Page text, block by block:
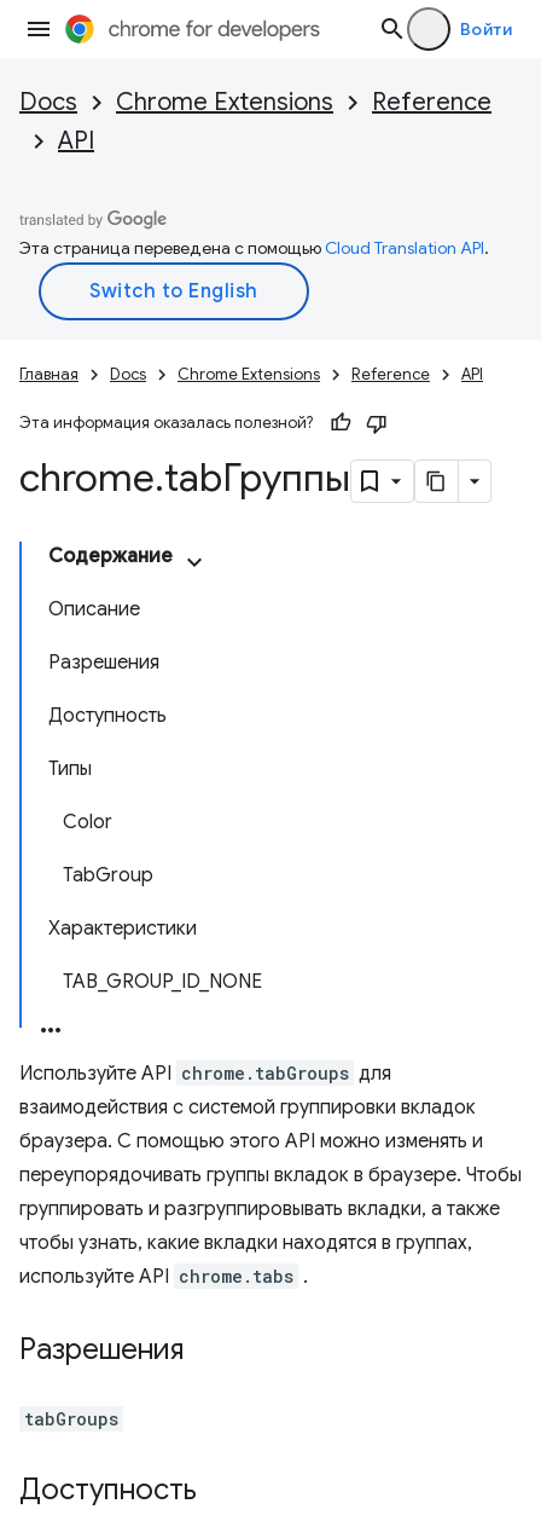
Войти
Docs Chrome Extensions
Reference
API
Эта страница переведена с помощьюCloud Translation API.
Главная Docs Chrome Extensions Reference API
Эта информация оказалась полезной?
chrome.tabГруппы
Содержание
Описание
Разрешения
Доступность
Типы
Color
TabGroup
Характеристики
TAB_GROUP_ID_NONE
Используйте API chrome.tabGroups для
взаимодействия с системой группировки вкладок
браузера. С помощью этого API можно изменять и
переупорядочивать группы вкладок в браузере. Чтобы
группировать и разгруппировывать вкладки, а также
чтобы узнать, какие вкладки находятся в группах,
используйте API chrome.tabs .
Разрешения
tabGroups
Доступность